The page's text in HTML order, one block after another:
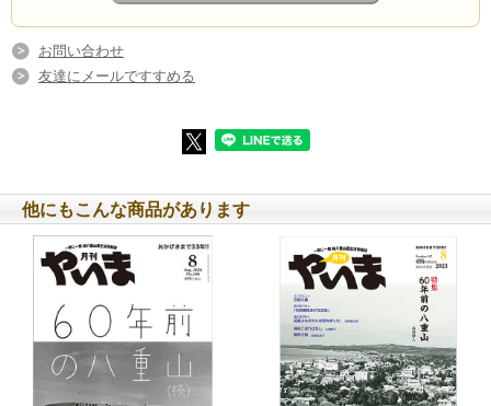
特集ページサンプル
お問い合わせ
友達にメールですすめる
他にもこんな商品があります